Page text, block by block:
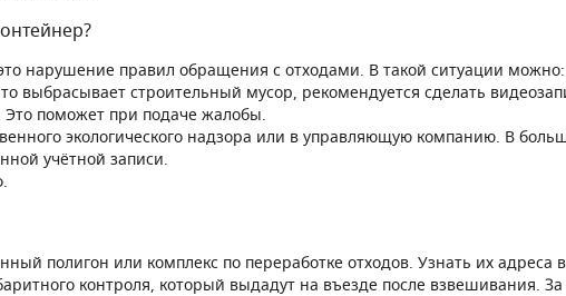
нарушение правил обращения с отходами. В такой ситуации можно:
выбрасывает строительный мусор, рекомендуется сделать
поможет при подаче жалобы.
экологического надзора или в управляющую компанию. В
учётной записи.
полигон или комплекс по переработке отходов. Узнать их адреса
контроля, который выдадут на въезде после взвешивания.